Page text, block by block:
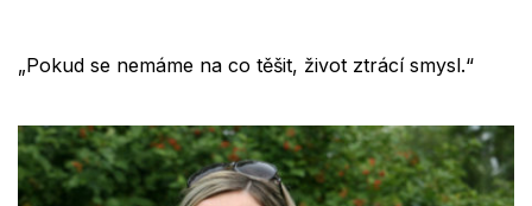
„Pokud se nemáme na co těšit, život ztrácí smysl.“